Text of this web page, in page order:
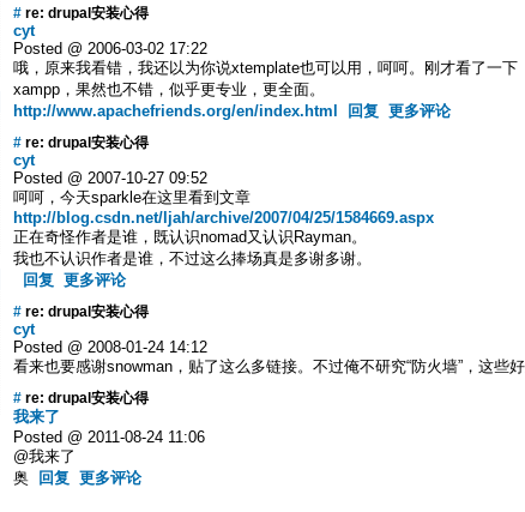
# re: drupal安装心得
cyt
Posted @ 2006-03-02 17:22
哦，原来我看错，我还以为你说xtemplate也可以用，呵呵。刚才看了一下
xampp，果然也不错，似乎更专业，更全面。
http://www.apachefriends.org/en/index.html
回复 更多评论
# re: drupal安装心得
cyt
Posted @ 2007-10-27 09:52
呵呵，今天sparkle在这里看到文章
http://blog.csdn.net/ljah/archive/2007/04/25/1584669.aspx
正在奇怪作者是谁，既认识nomad又认识Rayman。
我也不认识作者是谁，不过这么捧场真是多谢多谢。
回复 更多评论
# re: drupal安装心得
cyt
Posted @ 2008-01-24 14:12
看来也要感谢snowman，贴了这么多链接。不过俺不研究“防火墙”，这些
# re: drupal安装心得
我来了
Posted @ 2011-08-24 11:06
@我来了
奥
回复 更多评论